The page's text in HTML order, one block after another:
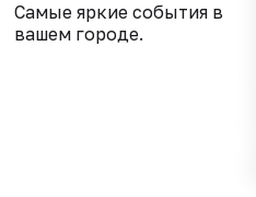
Самые яркие события в
вашем городе.